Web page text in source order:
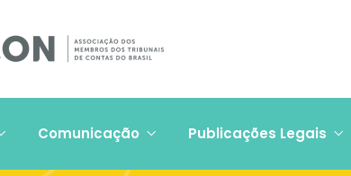
Comunicação Publicações Legais